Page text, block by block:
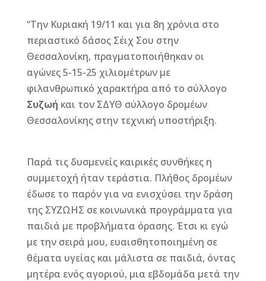
“Την Κυριακή 19/11 και για 8η χρόνια στο
περιαστικό δάσος Σέιχ Σου στην
Θεσσαλονίκη, πραγματοποιήθηκαν οι
αγώνες 5-15-25 χιλιομέτρων με
φιλανθρωπικό χαρακτήρα από το σύλλογο
Συζωή και τον ΣΔΥΘ σύλλογο δρομέων
Θεσσαλονίκης στην τεχνική υποστήριξη.
Παρά τις δυσμενείς καιρικές συνθήκες η
συμμετοχή ήταν τεράστια. Πλήθος δρομέων
έδωσε το παρόν για να ενισχύσει την δράση
της ΣΥΖΩΗΣ σε κοινωνικά προγράμματα για
παιδιά με προβλήματα όρασης. Έτσι κι εγώ
με την σειρά μου, ευαισθητοποιημένη σε
θέματα υγείας και μάλιστα σε παιδιά, όντας
μητέρα ενός αγοριού, μια εβδομάδα μετά την